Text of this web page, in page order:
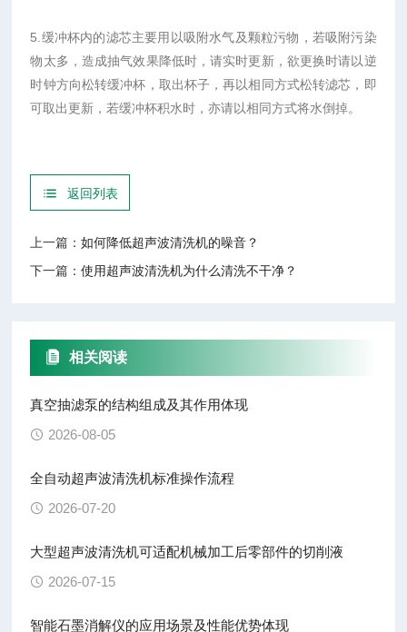
5.缓冲杯内的滤芯主要用以吸附水气及颗粒污物，若吸附污染
物太多，造成抽气效果降低时，请实时更新，欲更换时请以逆
时钟方向松转缓冲杯，取出杯子，再以相同方式松转滤芯，即
可取出更新，若缓冲杯积水时，亦请以相同方式将水倒掉。
返回列表
上一篇：如何降低超声波清洗机的噪音？
下一篇：使用超声波清洗机为什么清洗不干净？
相关阅读
真空抽滤泵的结构组成及其作用体现
2026-08-05
全自动超声波清洗机标准操作流程
2026-07-20
大型超声波清洗机可适配机械加工后零部件的切削液
2026-07-15
智能石墨消解仪的应用场景及性能优势体现